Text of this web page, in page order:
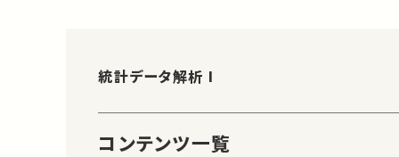
統計データ解析 I
コンテンツ一覧